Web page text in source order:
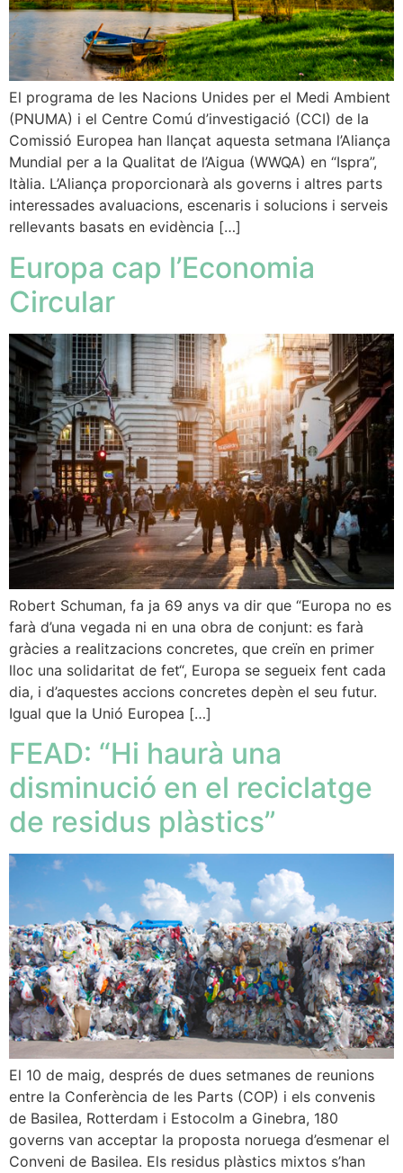
El programa de les Nacions Unides per el Medi Ambient
(PNUMA) i el Centre Comú d’investigació (CCI) de la
Comissió Europea han llançat aquesta setmana l’Aliança
Mundial per a la Qualitat de l’Aigua (WWQA) en “Ispra”,
Itàlia. L’Aliança proporcionarà als governs i altres parts
interessades avaluacions, escenaris i solucions i serveis
rellevants basats en evidència […]
Europa cap l’Economia
Circular
Robert Schuman, fa ja 69 anys va dir que “Europa no es
farà d’una vegada ni en una obra de conjunt: es farà
gràcies a realitzacions concretes, que creïn en primer
lloc una solidaritat de fet“, Europa se segueix fent cada
dia, i d’aquestes accions concretes depèn el seu futur.
Igual que la Unió Europea […]
FEAD: “Hi haurà una
disminució en el reciclatge
de residus plàstics”
El 10 de maig, després de dues setmanes de reunions
entre la Conferència de les Parts (COP) i els convenis
de Basilea, Rotterdam i Estocolm a Ginebra, 180
governs van acceptar la proposta noruega d’esmenar el
Conveni de Basilea. Els residus plàstics mixtos s’han